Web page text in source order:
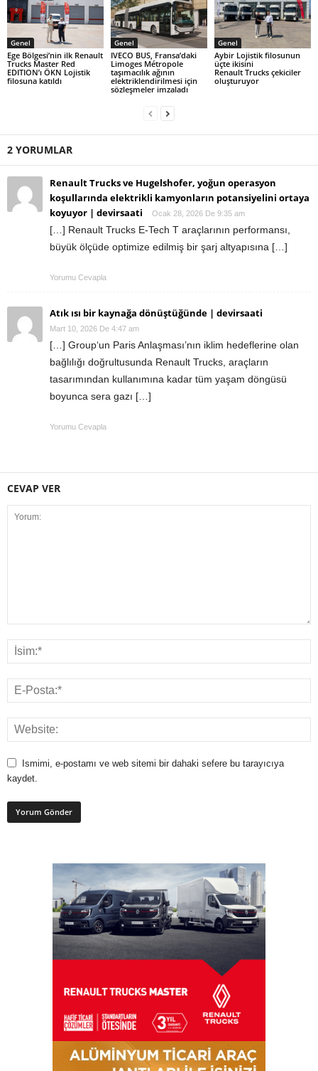
Genel
Ege Bölgesi’nin ilk Renault
Trucks Master Red
EDITION’ı ÖKN Lojistik
filosuna katıldı
Genel
IVECO BUS, Fransa’daki
Limoges Métropole
taşımacılık ağının
elektriklendirilmesi için
sözleşmeler imzaladı
Genel
Aybir Lojistik filosunun
üçte ikisini
Renault Trucks çekiciler
oluşturuyor
2 YORUMLAR
Renault Trucks ve Hugelshofer, yoğun operasyon
koşullarında elektrikli kamyonların potansiyelini ortaya
koyuyor | devirsaati
Ocak 28, 2026 De 9:35 am
[…] Renault Trucks E-Tech T araçlarının performansı,
büyük ölçüde optimize edilmiş bir şarj altyapısına […]
Yorumu Cevapla
Atık ısı bir kaynağa dönüştüğünde | devirsaati
Mart 10, 2026 De 4:47 am
[…] Group‘un Paris Anlaşması’nın iklim hedeflerine olan
bağlılığı doğrultusunda Renault Trucks, araçların
tasarımından kullanımına kadar tüm yaşam döngüsü
boyunca sera gazı […]
Yorumu Cevapla
CEVAP VER
Ismimi, e-postamı ve web sitemi bir dahaki sefere bu tarayıcıya
kaydet.